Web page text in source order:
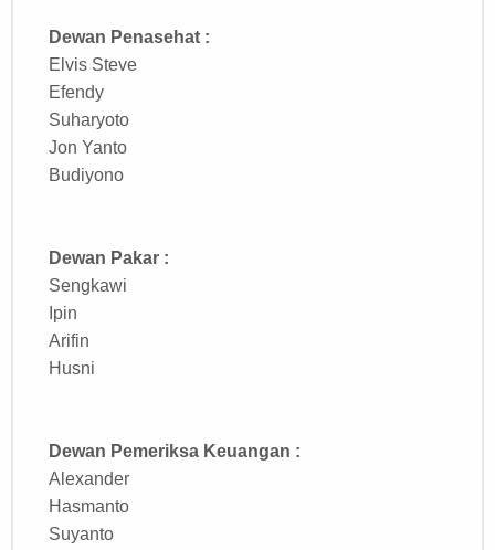
Dewan Penasehat :
Elvis Steve
Efendy
Suharyoto
Jon Yanto
Budiyono
Dewan Pakar :
Sengkawi
Ipin
Arifin
Husni
Dewan Pemeriksa Keuangan :
Alexander
Hasmanto
Suyanto